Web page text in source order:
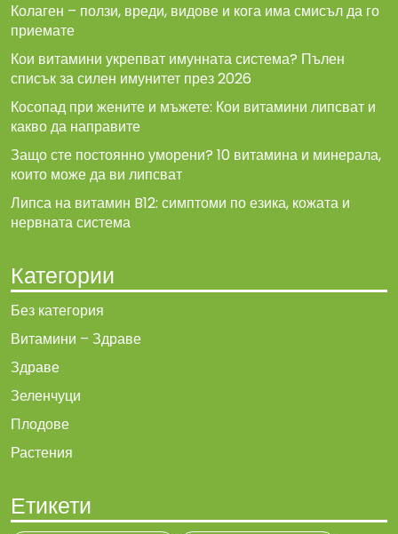
Колаген – ползи, вреди, видове и кога има смисъл да го
приемате
Кои витамини укрепват имунната система? Пълен
списък за силен имунитет през 2026
Косопад при жените и мъжете: Кои витамини липсват и
какво да направите
Защо сте постоянно уморени? 10 витамина и минерала,
които може да ви липсват
Липса на витамин B12: симптоми по езика, кожата и
нервната система
Категории
Без категория
Витамини – Здраве
Здраве
Зеленчуци
Плодове
Растения
Етикети